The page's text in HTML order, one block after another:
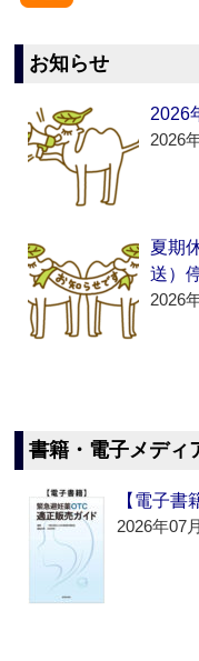
お知らせ
2026
2026
夏期
送）
2026
書籍・電子メディ
【電子
2026年07